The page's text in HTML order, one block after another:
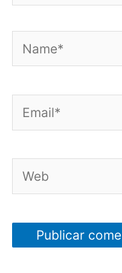
Name*
Email*
Web